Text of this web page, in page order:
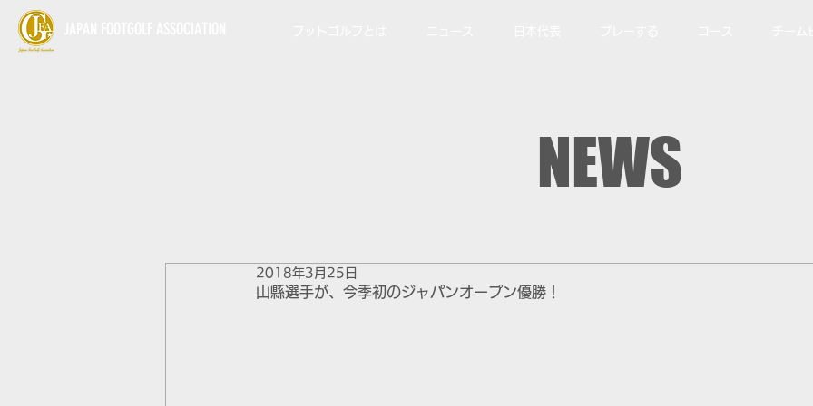
NEWS
山縣選手が、今季初のジャパンオープン優勝！
2018年3月25日